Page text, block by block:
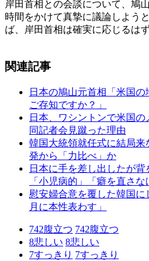
岸田首相との会談について、鳩
時間をかけて真摯に議論しよう
ば、岸田首相は確実に応じるは
関連記事
日本の鳩山元首相「米国
ご存知ですか？」
日本、ワシントンで米国
同記者会見蹴った理由
韓国大統領就任式に結局
発から「力比べ」か
日本に手を差し出したが
「小児病的」「癖を直さな
慰安婦合意を覆した韓国
月に本性表わす」
742腹立つ 742腹立つ
8悲しい 8悲しい
7すっきり 7すっきり